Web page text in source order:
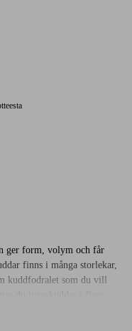
ger form, volym och får
finns i många storlekar,
kuddfodralet som du vill